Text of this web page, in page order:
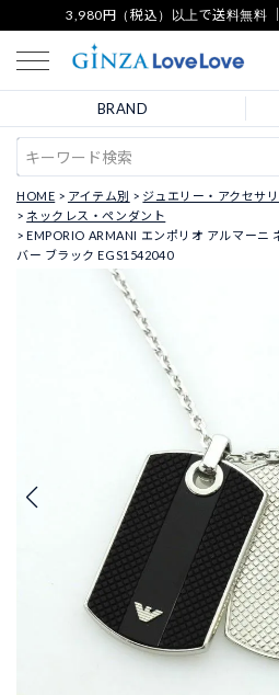
3,980円（税込）以上で送料無料
BRAND
HOME アイテム別 ジュエリー・アクセサ
ネックレス・ペンダント
EMPORIO ARMANI エンポリオ アルマーニ
バー ブラック EGS1542040